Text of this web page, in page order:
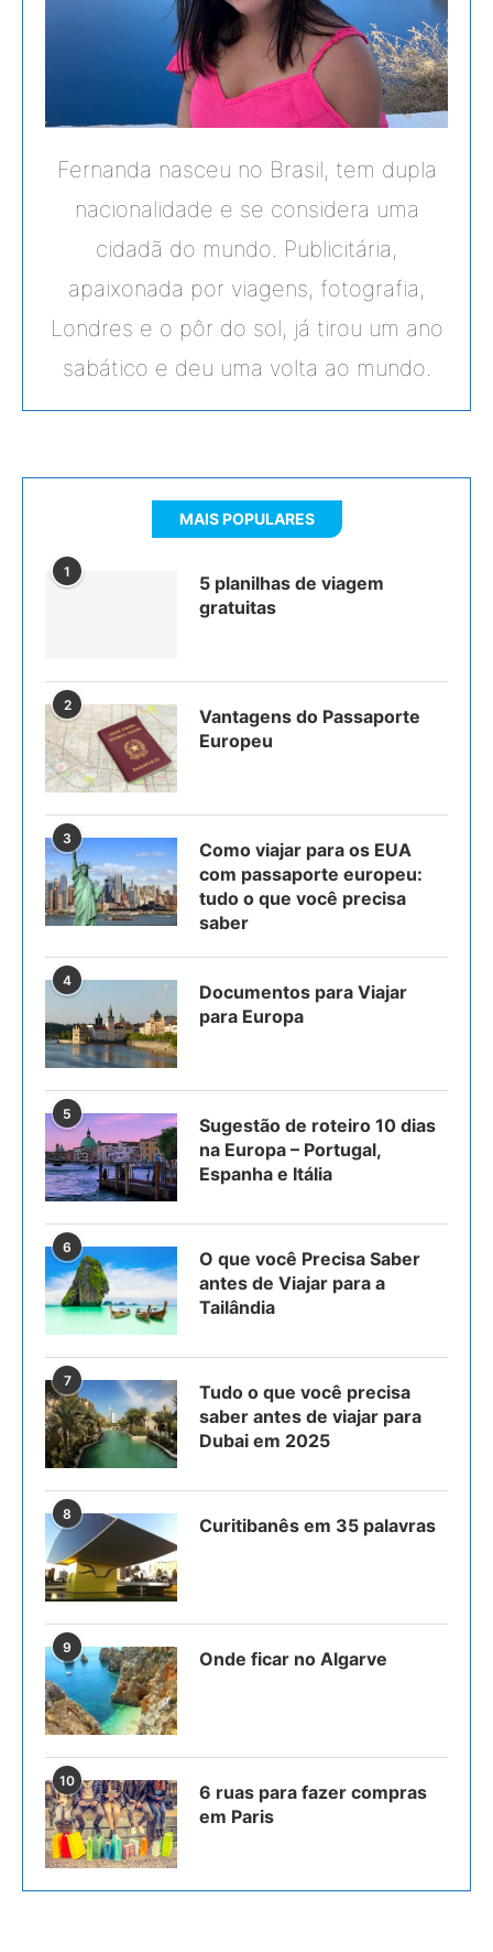
Fernanda nasceu no Brasil, tem dupla
nacionalidade e se considera uma
cidadã do mundo. Publicitária,
apaixonada por viagens, fotografia,
Londres e o pôr do sol, já tirou um ano
sabático e deu uma volta ao mundo.
MAIS POPULARES
1
5 planilhas de viagem
gratuitas
2
Vantagens do Passaporte
Europeu
3
Como viajar para os EUA
com passaporte europeu:
tudo o que você precisa
saber
4
Documentos para Viajar
para Europa
5
Sugestão de roteiro 10 dias
na Europa – Portugal,
Espanha e Itália
6
O que você Precisa Saber
antes de Viajar para a
Tailândia
7
Tudo o que você precisa
saber antes de viajar para
Dubai em 2025
8
Curitibanês em 35 palavras
9
Onde ficar no Algarve
10
6 ruas para fazer compras
em Paris